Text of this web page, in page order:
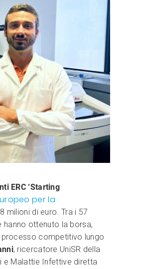
ERC ‘Starting
per la
milioni di euro. Tra i 57
ottenuto la borsa,
competitivo lungo
, ricercatore UniSR della
e Malattie Infettive diretta